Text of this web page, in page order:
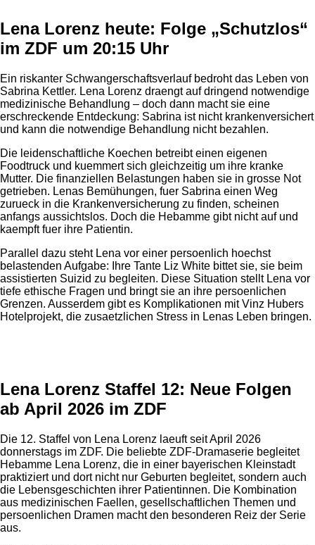
Lena Lorenz heute: Folge „Schutzlos“
im ZDF um 20:15 Uhr
Ein riskanter Schwangerschaftsverlauf bedroht das Leben von
Sabrina Kettler. Lena Lorenz draengt auf dringend notwendige
medizinische Behandlung – doch dann macht sie eine
erschreckende Entdeckung: Sabrina ist nicht krankenversichert
und kann die notwendige Behandlung nicht bezahlen.
Die leidenschaftliche Koechen betreibt einen eigenen
Foodtruck und kuemmert sich gleichzeitig um ihre kranke
Mutter. Die finanziellen Belastungen haben sie in grosse Not
getrieben. Lenas Bemühungen, fuer Sabrina einen Weg
zurueck in die Krankenversicherung zu finden, scheinen
anfangs aussichtslos. Doch die Hebamme gibt nicht auf und
kaempft fuer ihre Patientin.
Parallel dazu steht Lena vor einer persoenlich hoechst
belastenden Aufgabe: Ihre Tante Liz White bittet sie, sie beim
assistierten Suizid zu begleiten. Diese Situation stellt Lena vor
tiefe ethische Fragen und bringt sie an ihre persoenlichen
Grenzen. Ausserdem gibt es Komplikationen mit Vinz Hubers
Hotelprojekt, die zusaetzlichen Stress in Lenas Leben bringen.
Lena Lorenz Staffel 12: Neue Folgen
ab April 2026 im ZDF
Die 12. Staffel von Lena Lorenz laeuft seit April 2026
donnerstags im ZDF. Die beliebte ZDF-Dramaserie begleitet
Hebamme Lena Lorenz, die in einer bayerischen Kleinstadt
praktiziert und dort nicht nur Geburten begleitet, sondern auch
die Lebensgeschichten ihrer Patientinnen. Die Kombination
aus medizinischen Faellen, gesellschaftlichen Themen und
persoenlichen Dramen macht den besonderen Reiz der Serie
aus.